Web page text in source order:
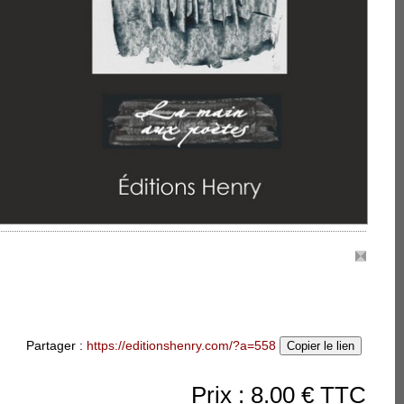
- Grand Prix de
de penser à la
et de spiritualité....
Partager : https://editionshenry.com/?a=558 Copier le lien
Prix : 8.00 € TTC